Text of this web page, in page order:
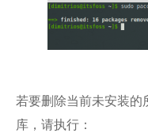
若要删除当前未安装
库，请执行：